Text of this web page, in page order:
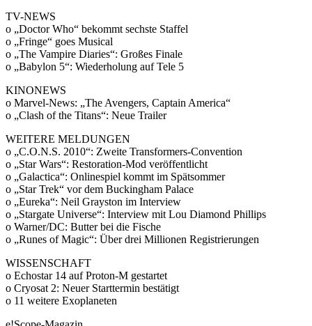
TV-NEWS
o „Doctor Who“ bekommt sechste Staffel
o „Fringe“ goes Musical
o „The Vampire Diaries“: Großes Finale
o „Babylon 5“: Wiederholung auf Tele 5
KINONEWS
o Marvel-News: „The Avengers, Captain America“
o „Clash of the Titans“: Neue Trailer
WEITERE MELDUNGEN
o „C.O.N.S. 2010“: Zweite Transformers-Convention
o „Star Wars“: Restoration-Mod veröffentlicht
o „Galactica“: Onlinespiel kommt im Spätsommer
o „Star Trek“ vor dem Buckingham Palace
o „Eureka“: Neil Grayston im Interview
o „Stargate Universe“: Interview mit Lou Diamond Phillips
o Warner/DC: Butter bei die Fische
o „Runes of Magic“: Über drei Millionen Registrierungen
WISSENSCHAFT
o Echostar 14 auf Proton-M gestartet
o Cryosat 2: Neuer Starttermin bestätigt
o 11 weitere Exoplaneten